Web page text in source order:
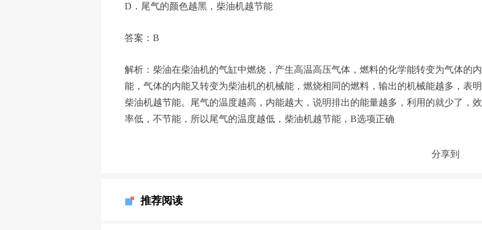
D．尾气的颜色越黑，柴油机越节能
答案：B
解析：柴油在柴油机的气缸中燃烧，产生高温高压气体，燃料的化学能转变为气体的内
能，气体的内能又转变为柴油机的机械能，燃烧相同的燃料，输出的机械能越多，表明
柴油机越节能。尾气的温度越高，内能越大，说明排出的能量越多，利用的就少了，效
率低，不节能，所以尾气的温度越低，柴油机越节能，B选项正确
分享到
推荐阅读